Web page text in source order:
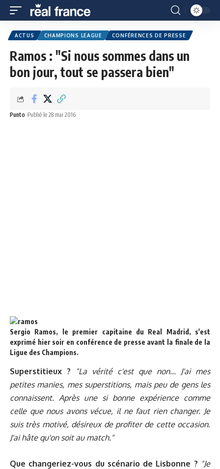
ACTUS CHAMPIONS LEAGUE CONFÉRENCES DE PRESSE
Ramos : "Si nous sommes dans un
bon jour, tout se passera bien"
Punto Publié le 28 mai 2016
Sergio Ramos, le premier capitaine du Real Madrid, s'est
exprimé hier soir en conférence de presse avant la finale de la
Ligue des Champions.
Superstitieux ?
"La vérité c'est que non... J'ai mes
petites manies, mes superstitions, mais peu de gens les
connaissent. Après une si bonne expérience comme
celle que nous avons vécue, il ne faut rien changer. Je
suis très motivé, désireux de profiter de cette occasion.
J'ai hâte qu'on soit au match."
Que changeriez-vous du scénario de Lisbonne ? "Je